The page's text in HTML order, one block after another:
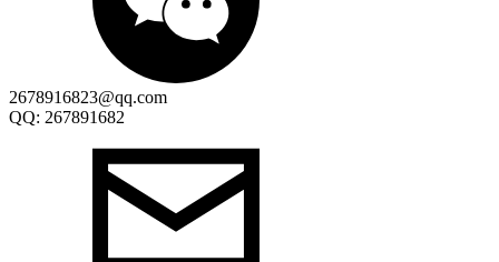
2678916823@qq.com
QQ: 267891682